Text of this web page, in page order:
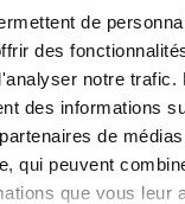
de
des
notre trafic.
des informations
de
qui peuvent
que vous leur
Bonds
Roef Jozefien De
souple
2025
29,99